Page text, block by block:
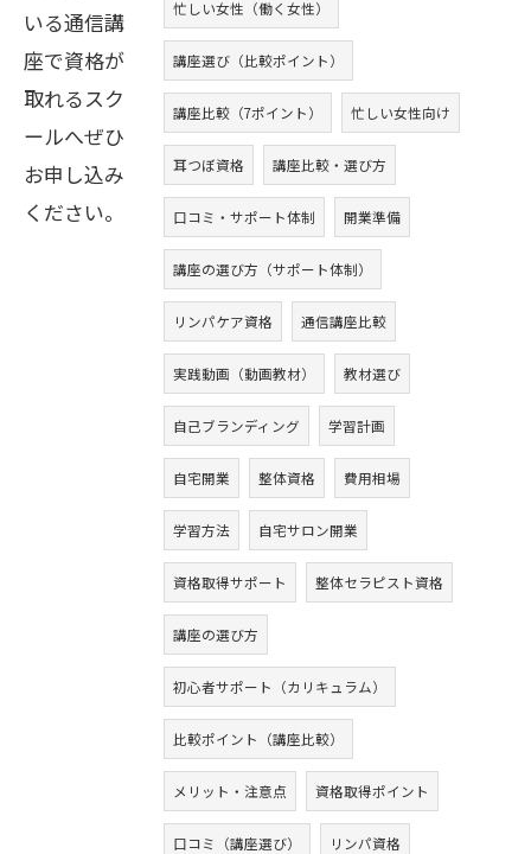
忙しい女性（働く女性）
講座選び（比較ポイント）
講座比較（7ポイント） 忙しい女性向け
耳つぼ資格 講座比較・選び方
口コミ・サポート体制 開業準備
講座の選び方（サポート体制）
リンパケア資格 通信講座比較
実践動画（動画教材） 教材選び
自己ブランディング 学習計画
自宅開業 整体資格 費用相場
学習方法 自宅サロン開業
資格取得サポート 整体セラピスト資格
講座の選び方
初心者サポート（カリキュラム）
比較ポイント（講座比較）
メリット・注意点 資格取得ポイント
口コミ（講座選び） リンパ資格
いる通信講
座で資格が
取れるスク
ールへぜひ
お申し込み
ください。